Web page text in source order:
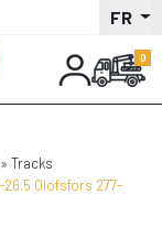
FR
Tracks
Olofsfors 277-